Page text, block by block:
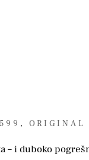
, ORIGINAL
– i duboko